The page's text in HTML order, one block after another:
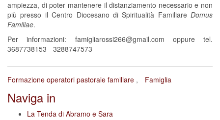
ampiezza, di poter mantenere il distanziamento necessario e non
più presso il Centro Diocesano di Spiritualità Familiare Domus
Familiae.
Per informazioni: famigliarossi266@gmail.com oppure tel.
3687738153 - 3288747573
Formazione operatori pastorale familiare Famiglia
Naviga in
La Tenda di Abramo e Sara